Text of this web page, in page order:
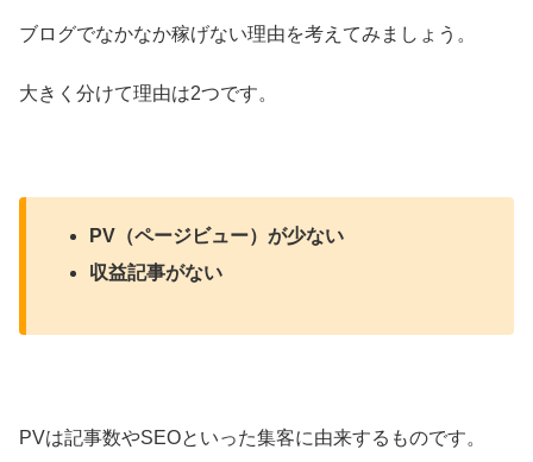
ブログでなかなか稼げない理由を考えてみましょう。
大きく分けて理由は2つです。
PV（ページビュー）が少ない
収益記事がない
PVは記事数やSEOといった集客に由来するものです。